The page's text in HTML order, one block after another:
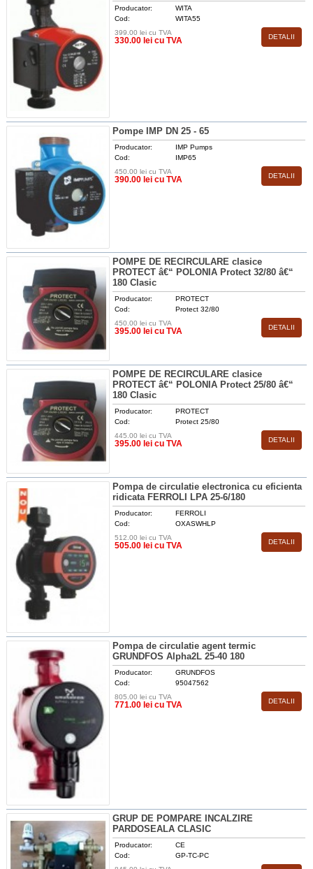
Producator:
WITA
Cod:
WITA55
399.00 lei cu TVA
330.00 lei cu TVA DETALII
Pompe IMP DN 25 - 65
Producator:
IMP Pumps
Cod:
IMP65
450.00 lei cu TVA
390.00 lei cu TVA DETALII
POMPE DE RECIRCULARE clasice
PROTECT â€“ POLONIA Protect 32/80 â€“
180 Clasic
Producator:
PROTECT
Cod:
Protect 32/80
450.00 lei cu TVA
395.00 lei cu TVA DETALII
POMPE DE RECIRCULARE clasice
PROTECT â€“ POLONIA Protect 25/80 â€“
180 Clasic
Producator:
PROTECT
Cod:
Protect 25/80
445.00 lei cu TVA
395.00 lei cu TVA DETALII
Pompa de circulatie electronica cu eficienta
ridicata FERROLI LPA 25-6/180
Producator:
FERROLI
Cod:
OXASWHLP
512.00 lei cu TVA
505.00 lei cu TVA DETALII
Pompa de circulatie agent termic
GRUNDFOS Alpha2L 25-40 180
Producator:
GRUNDFOS
Cod:
95047562
805.00 lei cu TVA
771.00 lei cu TVA DETALII
GRUP DE POMPARE INCALZIRE
PARDOSEALA CLASIC
Producator:
CE
Cod:
GP-TC-PC